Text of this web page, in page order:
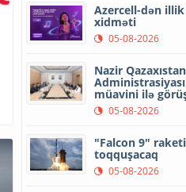
Azercell-dən illik
xidməti
05-08-2026
Nazir
müavini ilə
05-08-2026
"Falcon 9"
toqquşacaq
05-08-2026